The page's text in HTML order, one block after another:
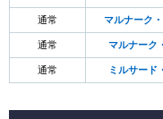
通常 マルナーク
通常 マルナーク
通常 ミルサード